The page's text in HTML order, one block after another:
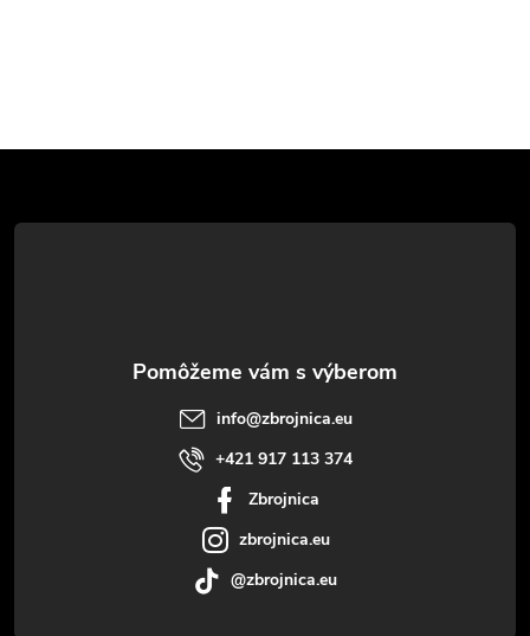
á
info@zbrojnica.eu
+421 917 113 374
Zbrojnica
zbrojnica.eu
@zbrojnica.eu